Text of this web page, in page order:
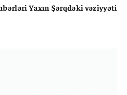
Yaxın Şərqdəki vəziyyəti